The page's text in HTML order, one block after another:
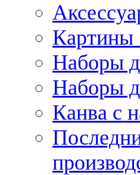
Картины
Наборы
Наборы
Канва с